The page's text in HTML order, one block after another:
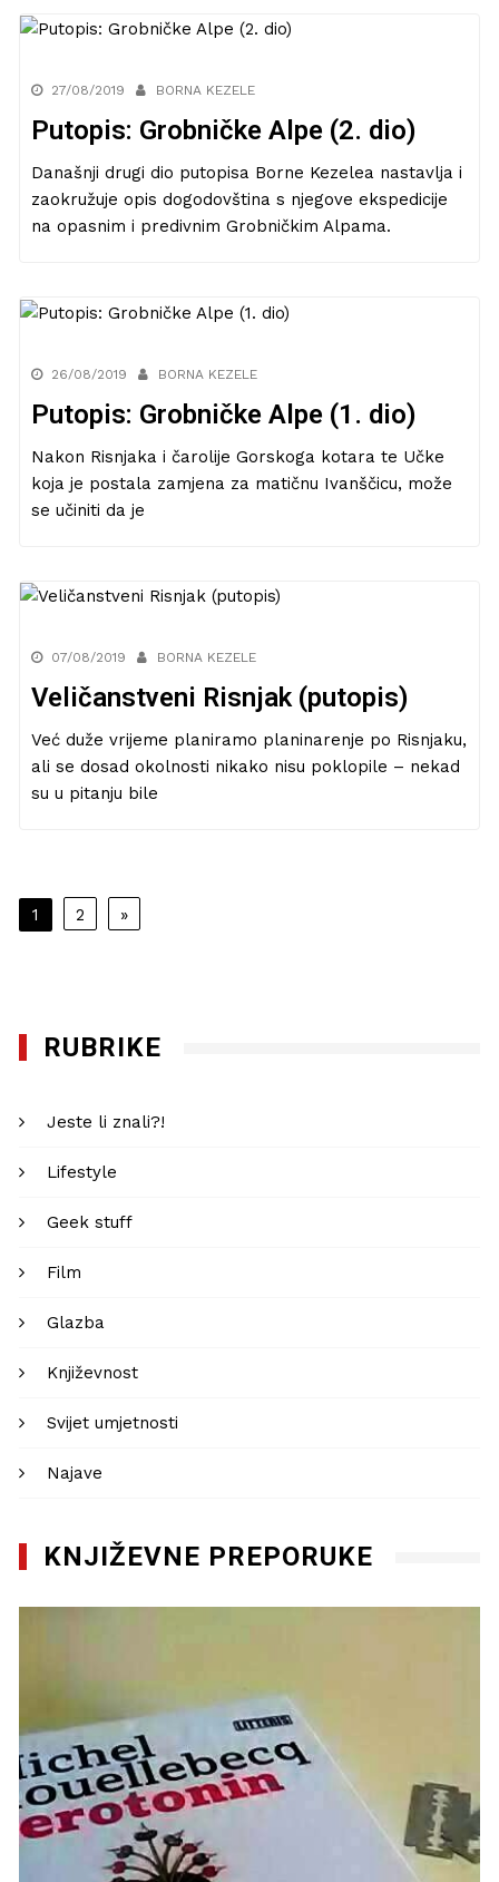
27/08/2019 BORNA KEZELE
Putopis: Grobničke Alpe (2. dio)
Današnji drugi dio putopisa Borne Kezelea nastavlja i
zaokružuje opis dogodovština s njegove ekspedicije
na opasnim i predivnim Grobničkim Alpama.
26/08/2019 BORNA KEZELE
Putopis: Grobničke Alpe (1. dio)
Nakon Risnjaka i čarolije Gorskoga kotara te Učke
koja je postala zamjena za matičnu Ivanščicu, može
se učiniti da je
07/08/2019 BORNA KEZELE
Veličanstveni Risnjak (putopis)
Već duže vrijeme planiramo planinarenje po Risnjaku,
ali se dosad okolnosti nikako nisu poklopile – nekad
su u pitanju bile
Navigacija
1 2 »
RUBRIKE
Jeste li znali?!
Lifestyle
Geek stuff
Film
Glazba
Književnost
Svijet umjetnosti
Najave
KNJIŽEVNE PREPORUKE